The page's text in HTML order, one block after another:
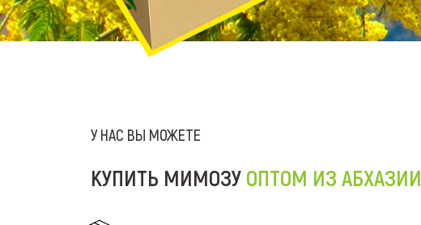
У НАС ВЫ МОЖЕТЕ
КУПИТЬ МИМОЗУ ОПТОМ ИЗ АБХАЗИИ